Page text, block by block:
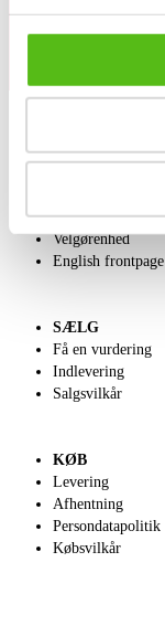
Kontakt os
Velgørenhed
English frontpage
SÆLG
Få en vurdering
Indlevering
Salgsvilkår
KØB
Levering
Afhentning
Persondatapolitik
Købsvilkår